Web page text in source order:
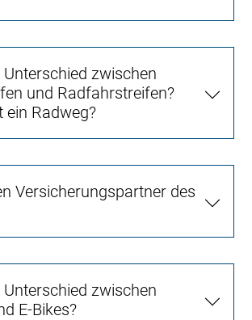
zwischen
und Radfahrstreifen?
ein Radweg?
Versicherungspartner des
zwischen
E-Bikes?